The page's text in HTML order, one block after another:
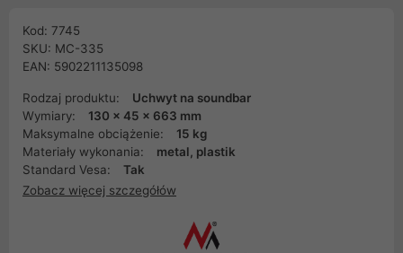
Kod: 7745
SKU: MC-335
EAN: 5902211135098
Rodzaj produktu:
Uchwyt na soundbar
Wymiary:
130 x 45 x 663 mm
Maksymalne obciążenie:
15 kg
Materiały wykonania:
metal, plastik
Standard Vesa:
Tak
Zobacz więcej szczegółów